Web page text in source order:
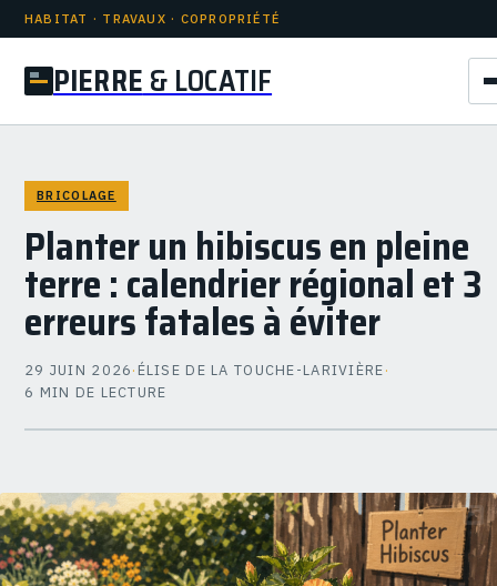
HABITAT · TRAVAUX · COPROPRIÉTÉ
PIERRE & LOCATIF
BRICOLAGE
Planter un hibiscus en pleine
terre : calendrier régional et 3
erreurs fatales à éviter
29 JUIN 2026· ÉLISE DE LA TOUCHE-LARIVIÈRE·
6 MIN DE LECTURE